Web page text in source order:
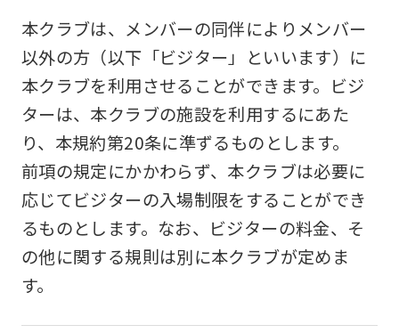
本クラブは、メンバーの同伴によりメンバー
以外の方（以下「ビジター」といいます）に
本クラブを利用させることができます。ビジ
ターは、本クラブの施設を利用するにあた
り、本規約第20条に準ずるものとします。
前項の規定にかかわらず、本クラブは必要に
応じてビジターの入場制限をすることができ
るものとします。なお、ビジターの料金、そ
の他に関する規則は別に本クラブが定めま
す。
be
an
accurate
translation.
The
translation
may
differ
from
original